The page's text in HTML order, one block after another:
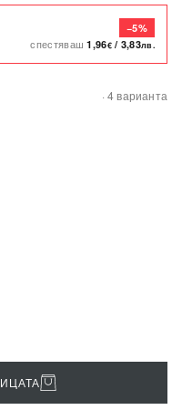
−5%
спестяваш1,96€/ 3,83лв.
· 4 варианта